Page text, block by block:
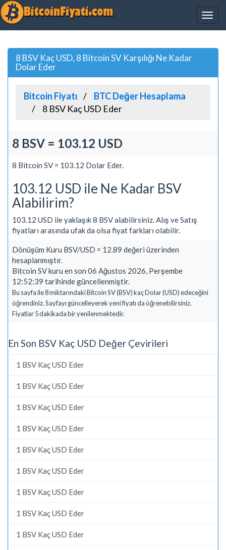
8 BSV Kaç USD, 8 Bitcoin SV Karşılığı Ne Kadar
Dolar Eder
Bitcoin Fiyatı
BTC Değer Hesaplama
8 BSV Kaç USD Eder
8 BSV = 103.12 USD
8 Bitcoin SV = 103.12 Dolar Eder.
103.12 USD ile Ne Kadar BSV
Alabilirim?
103.12 USD ile yaklaşık 8 BSV alabilirsiniz. Alış ve Satış
fiyatları arasında ufak da olsa fiyat farkları olabilir.
Dönüşüm Kuru BSV/USD = 12.89 değeri üzerinden
hesaplanmıştır.
Bitcoin SV kuru en son 06 Ağustos 2026, Perşembe
12:52:39 tarihinde güncellenmiştir.
Bu sayfa ile 8 miktarındaki Bitcoin SV (BSV) kaç Dolar (USD) edeceğini
öğrendiniz. Sayfayı güncelleyerek yeni fiyatı da öğrenebilirsiniz.
Fiyatlar 5 dakikada bir yenilenmektedir.
En Son BSV Kaç USD Değer Çevirileri
1 BSV Kaç USD Eder
1 BSV Kaç USD Eder
1 BSV Kaç USD Eder
1 BSV Kaç USD Eder
1 BSV Kaç USD Eder
1 BSV Kaç USD Eder
1 BSV Kaç USD Eder
1 BSV Kaç USD Eder
1 BSV Kaç USD Eder